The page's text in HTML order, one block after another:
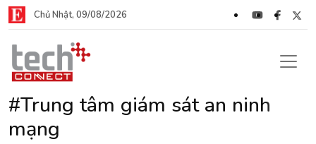
Chủ Nhật, 09/08/2026
#Trung tâm giám sát an ninh
mạng